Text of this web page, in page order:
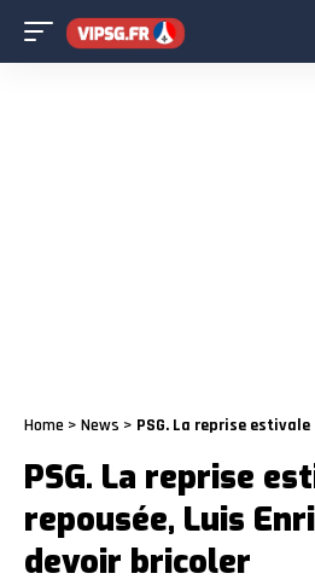
Home > News > PSG. La reprise estivale
PSG. La reprise
repousée, Luis
devoir bricoler